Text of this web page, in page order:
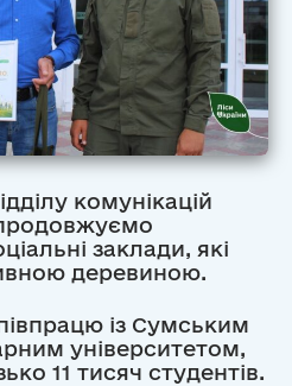
комунікацій
заклади, які
деревиною.
із Сумським
університетом,
11 тисяч студентів.